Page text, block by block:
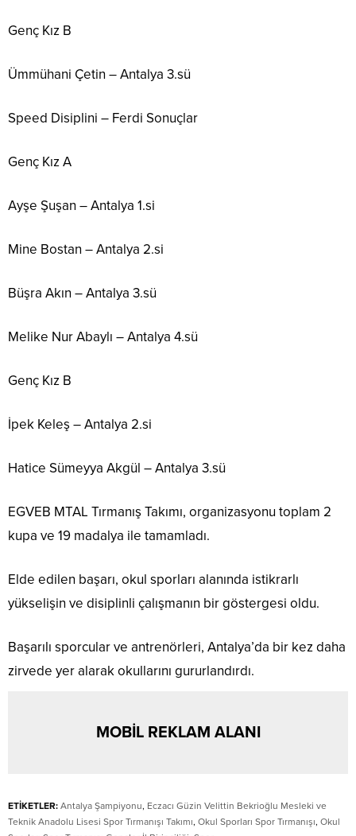
Genç Kız B
Ümmühani Çetin – Antalya 3.sü
Speed Disiplini – Ferdi Sonuçlar
Genç Kız A
Ayşe Şuşan – Antalya 1.si
Mine Bostan – Antalya 2.si
Büşra Akın – Antalya 3.sü
Melike Nur Abaylı – Antalya 4.sü
Genç Kız B
İpek Keleş – Antalya 2.si
Hatice Sümeyya Akgül – Antalya 3.sü
EGVEB MTAL Tırmanış Takımı, organizasyonu toplam 2
kupa ve 19 madalya ile tamamladı.
Elde edilen başarı, okul sporları alanında istikrarlı
yükselişin ve disiplinli çalışmanın bir göstergesi oldu.
Başarılı sporcular ve antrenörleri, Antalya’da bir kez daha
zirvede yer alarak okullarını gururlandırdı.
MOBİL REKLAM ALANI
ETİKETLER: Antalya Şampiyonu, Eczacı Güzin Velittin Bekrioğlu Mesleki ve
Teknik Anadolu Lisesi Spor Tırmanışı Takımı, Okul Sporları Spor Tırmanışı, Okul